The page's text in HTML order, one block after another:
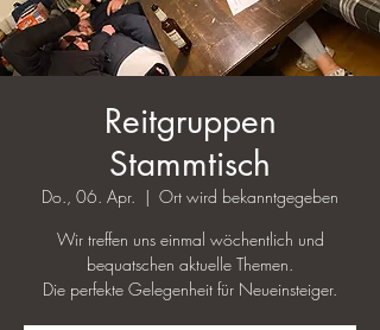
Reitgruppen
Stammtisch
Do., 06. Apr.
  |
Ort wird bekanntgegeben
Wir treffen uns einmal wöchentlich und
bequatschen aktuelle Themen.
Die perfekte Gelegenheit für Neueinsteiger.